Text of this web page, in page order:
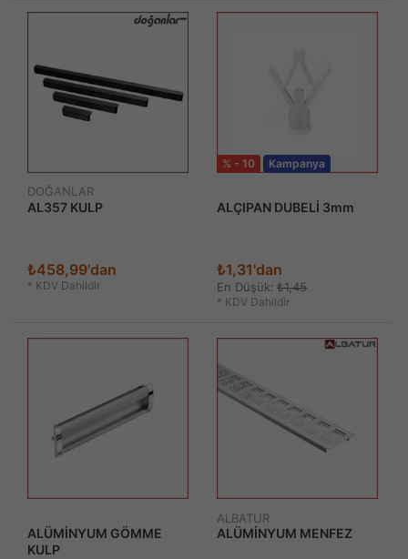
DOĞANLAR
AL357 KULP
₺458,99'dan
* KDV Dahildir
% - 10 Kampanya
ALÇIPAN DUBELİ 3mm
₺1,31'dan
En Düşük: ₺1,45
* KDV Dahildir
ALÜMİNYUM GÖMME
KULP
ALBATUR
ALÜMİNYUM MENFEZ